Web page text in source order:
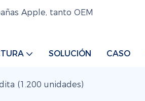
Apple, tanto OEM
SOLUCIÓN CASO
(1.200 unidades)